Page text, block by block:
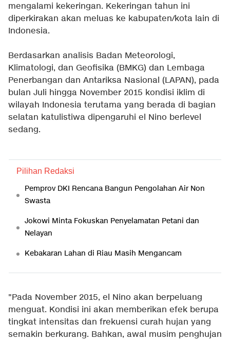
mengalami kekeringan. Kekeringan tahun ini
diperkirakan akan meluas ke kabupaten/kota lain di
Indonesia.
Berdasarkan analisis Badan Meteorologi,
Klimatologi, dan Geofisika (BMKG) dan Lembaga
Penerbangan dan Antariksa Nasional (LAPAN), pada
bulan Juli hingga November 2015 kondisi iklim di
wilayah Indonesia terutama yang berada di bagian
selatan katulistiwa dipengaruhi el Nino berlevel
sedang.
Pilihan Redaksi
Pemprov DKI Rencana Bangun Pengolahan Air Non
Swasta
Jokowi Minta Fokuskan Penyelamatan Petani dan
Nelayan
Kebakaran Lahan di Riau Masih Mengancam
"Pada November 2015, el Nino akan berpeluang
menguat. Kondisi ini akan memberikan efek berupa
tingkat intensitas dan frekuensi curah hujan yang
semakin berkurang. Bahkan, awal musim penghujan